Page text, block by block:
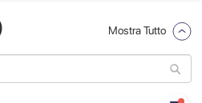
Mostra Tutto